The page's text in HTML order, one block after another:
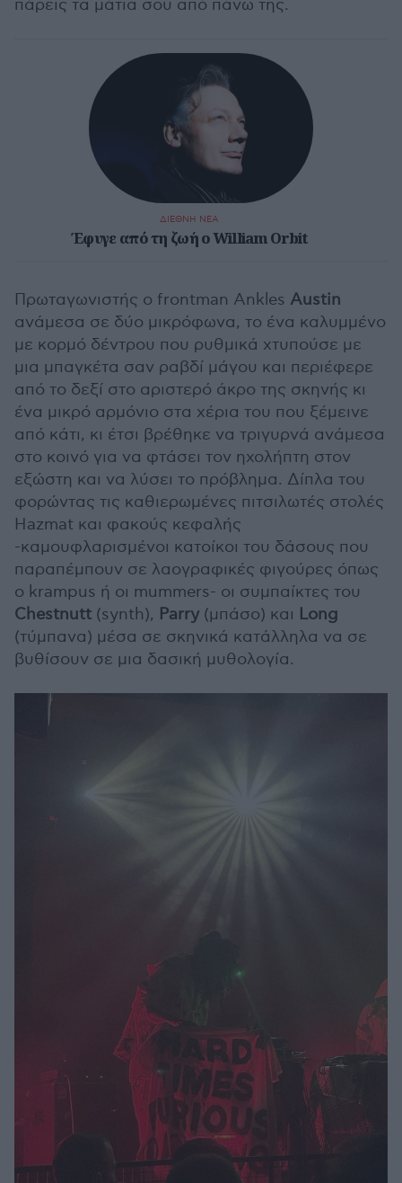
πάρεις τα μάτια σου από πάνω της.
ΔΙΕΘΝΗ ΝΕΑ
Έφυγε από τη ζωή ο William Orbit
Πρωταγωνιστής ο frontman Ankles Austin
ανάμεσα σε δύο μικρόφωνα, το ένα καλυμμένο
με κορμό δέντρου που ρυθμικά χτυπούσε με
μια μπαγκέτα σαν ραβδί μάγου και περιέφερε
από το δεξί στο αριστερό άκρο της σκηνής κι
ένα μικρό αρμόνιο στα χέρια του που ξέμεινε
από κάτι, κι έτσι βρέθηκε να τριγυρνά ανάμεσα
στο κοινό για να φτάσει τον ηχολήπτη στον
εξώστη και να λύσει το πρόβλημα. Δίπλα του
φορώντας τις καθιερωμένες πιτσιλωτές στολές
Hazmat και φακούς κεφαλής
-καμουφλαρισμένοι κατοίκοι του δάσους που
παραπέμπουν σε λαογραφικές φιγούρες όπως
ο krampus ή οι mummers- οι συμπαίκτες του
Chestnutt (synth), Parry (μπάσο) και Long
(τύμπανα) μέσα σε σκηνικά κατάλληλα να σε
βυθίσουν σε μια δασική μυθολογία.